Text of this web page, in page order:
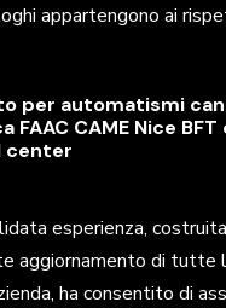
appartengono ai
per automatismi
FAAC CAME Nice
center
esperienza,
aggiornamento di tutte
ha consentito di